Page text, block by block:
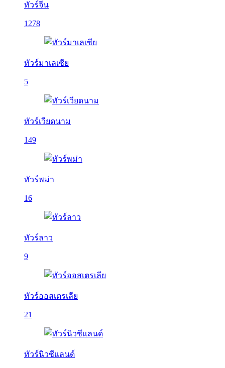
ทัวร์จีน
1278
ทัวร์มาเลเซีย
5
ทัวร์เวียดนาม
149
ทัวร์พม่า
16
ทัวร์ลาว
9
ทัวร์ออสเตรเลีย
21
ทัวร์นิวซีแลนด์